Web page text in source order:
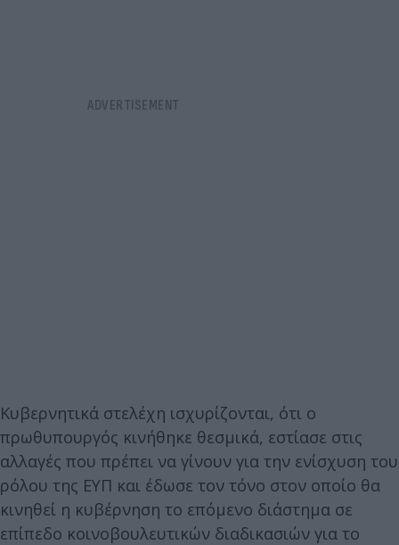
Κυβερνητικά στελέχη ισχυρίζονται, ότι ο
πρωθυπουργός κινήθηκε θεσμικά, εστίασε στις
αλλαγές που πρέπει να γίνουν για την ενίσχυση του
ρόλου της ΕΥΠ και έδωσε τον τόνο στον οποίο θα
κινηθεί η κυβέρνηση το επόμενο διάστημα σε
επίπεδο κοινοβουλευτικών διαδικασιών για το